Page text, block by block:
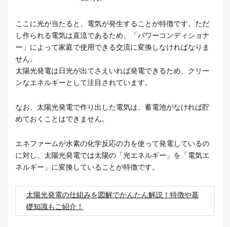
ここに光が当たると、電気が発生することが特徴です。ただ
し作られる電気は直流であるため、「パワーコンディショナ
ー」によって家庭で使用できる交流に変換しなければなりま
せん。
太陽光発電は日光が出てさえいれば発電できるため、クリー
ンなエネルギーとして注目されています。
なお、太陽光発電で作り出した電気は、蓄電池がなければ貯
めておくことはできません。
エネファームが水素の化学反応の力を使って発電しているの
に対し、太陽光発電では太陽の「光エネルギー」を「電気エ
ネルギー」に変換していることが特徴です。
太陽光発電の仕組みを図解でかんたん解説！特徴や基
礎知識もご紹介！